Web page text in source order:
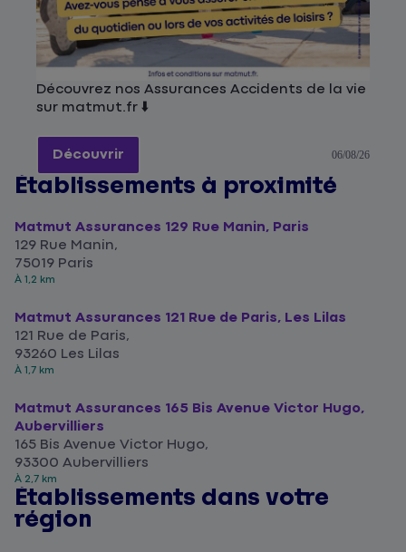
Découvrez nos Assurances Accidents de la vie
sur matmut.fr ⬇️
Découvrir 06/08/26
Établissements à proximité
Matmut Assurances 129 Rue Manin, Paris
129 Rue Manin,
75019 Paris
À 1,2 km
Matmut Assurances 121 Rue de Paris, Les Lilas
121 Rue de Paris,
93260 Les Lilas
À 1,7 km
Matmut Assurances 165 Bis Avenue Victor Hugo,
Aubervilliers
165 Bis Avenue Victor Hugo,
93300 Aubervilliers
À 2,7 km
Établissements dans votre
région